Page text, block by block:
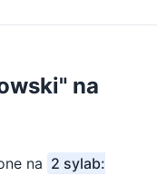
na
na 2 sylab: